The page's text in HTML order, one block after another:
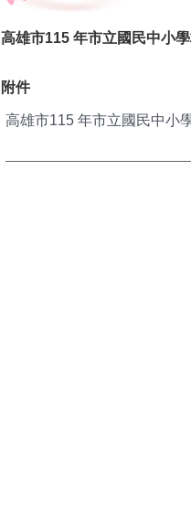
高雄市115 年市立國民中小
附件
高雄市115 年市立國民中小